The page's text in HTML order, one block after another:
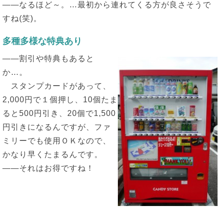
――なるほど～。…最初から連れてくる方が良さそうで
すね(笑)。
多種多様な特典あり
――割引や特典もあると
か…。
スタンプカードがあって、
2,000円で１個押し、10個たま
ると500円引き、20個で1,500
円引きになるんですが、ファ
ミリーでも使用ＯＫなので、
かなり早くたまるんです。
――それはお得ですね！